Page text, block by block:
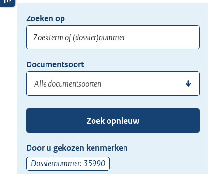
Opnieuw
zoeken:
Zoeken op
of
(dossier)nummer
hier
uw
zoekterm
of
(dossier)nummer
in
Documentsoort
of
de
pijl
beneden
Zoek opnieuw
Door u gekozen kenmerken
Dossiernummer: 35990